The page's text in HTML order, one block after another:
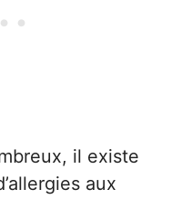
il existe
aux